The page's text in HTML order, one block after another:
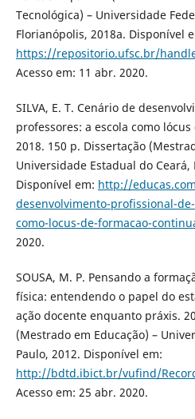
Tecnológica) – Universidade
Florianópolis, 2018a. Disponível
https://repositorio.ufsc.br/
Acesso em: 11 abr. 2020.
SILVA, E. T. Cenário de
professores: a escola como
2018. 150 p. Dissertação
Universidade Estadual do Ceará,
Disponível em: http://
desenvolvimento-profissional-
como-locus-de-formacao-
2020.
SOUSA, M. P. Pensando a
física: entendendo o papel do
ação docente enquanto práxis.
(Mestrado em Educação) –
Paulo, 2012. Disponível em:
http://bdtd.ibict.br/vufind/
Acesso em: 25 abr. 2020.